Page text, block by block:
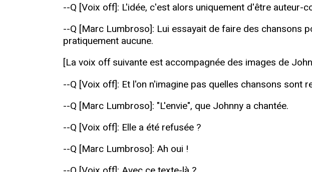
--Q [Voix off]: L'idée, c'est alors uniquement d'être auteur-
--Q [Marc Lumbroso]: Lui essayait de faire des chansons
pratiquement aucune.
[La voix off suivante est accompagnée des images de
--Q [Voix off]: Et l'on n'imagine pas quelles chansons sont
--Q [Marc Lumbroso]: "L'envie", que Johnny a chantée.
--Q [Voix off]: Elle a été refusée ?
--Q [Marc Lumbroso]: Ah oui !